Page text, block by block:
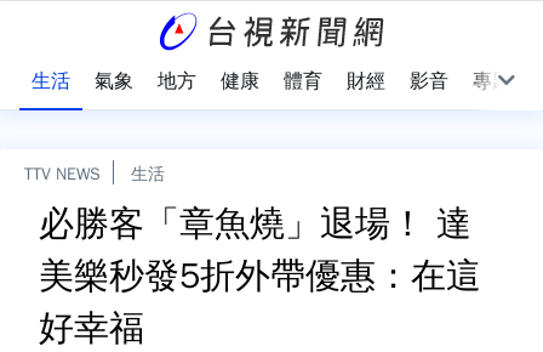
生活 氣象 地方 健康 體育 財經 影音 專題
TTV NEWS 生活
必勝客「章魚燒」退場！ 達
美樂秒發5折外帶優惠：在這
好幸福